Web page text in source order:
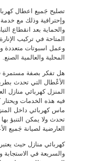
تصليح جَميع اعطال
وإحترافية وذلك مع
والحماية بعد انقطاع
المتاحة في تركيب
وعمل اسبوتات متعددة
المحلية والعالمية الصنع.
هل تفكر بصفة
الأعْطال التي تحدث
المنزل كهربائي منازل
فيه هذه الخدمات
ماس كهربائي داخل
تحدث ولا يمكن التنبؤ
العارضية لصيانة جَميع
كهربائي منازل حيث
والسريعة في الاستجابة